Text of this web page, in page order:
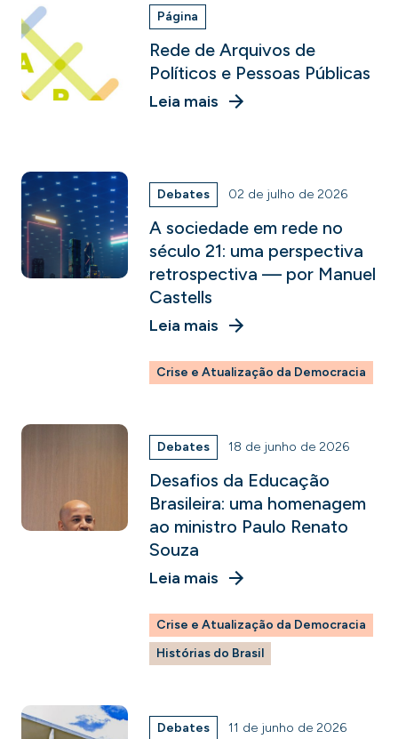
Página
Rede de Arquivos de
Políticos e Pessoas Públicas
Leia mais
Debates 02 de julho de 2026
A sociedade em rede no
século 21: uma perspectiva
retrospectiva — por Manuel
Castells
Leia mais
Crise e Atualização da Democracia
Debates 18 de junho de 2026
Desafios da Educação
Brasileira: uma homenagem
ao ministro Paulo Renato
Souza
Leia mais
Crise e Atualização da Democracia
Histórias do Brasil
Debates 11 de junho de 2026